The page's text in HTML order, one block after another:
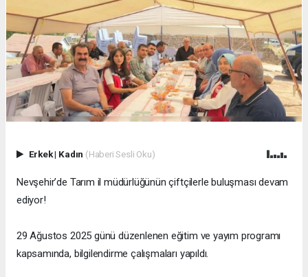
Erkek| Kadın (Haberi Sesli Oku)
Nevşehir’de Tarım il müdürlüğünün çiftçilerle buluşması devam
ediyor!
29 Ağustos 2025 günü düzenlenen eğitim ve yayım programı
kapsamında, bilgilendirme çalışmaları yapıldı.